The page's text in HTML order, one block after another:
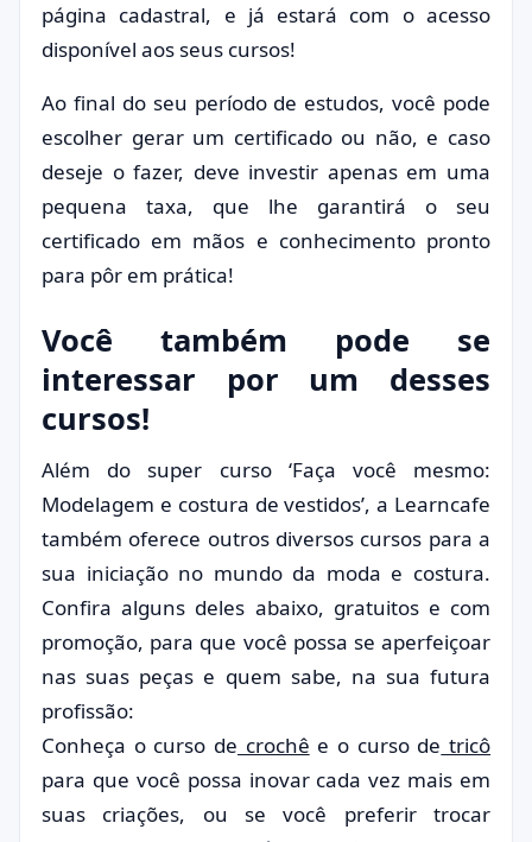
página cadastral, e já estará com o acesso
disponível aos seus cursos!
Ao final do seu período de estudos, você pode
escolher gerar um certificado ou não, e caso
deseje o fazer, deve investir apenas em uma
pequena taxa, que lhe garantirá o seu
certificado em mãos e conhecimento pronto
para pôr em prática!
Você também pode se
interessar por um desses
cursos!
Além do super curso ‘Faça você mesmo:
Modelagem e costura de vestidos’, a Learncafe
também oferece outros diversos cursos para a
sua iniciação no mundo da moda e costura.
Confira alguns deles abaixo, gratuitos e com
promoção, para que você possa se aperfeiçoar
nas suas peças e quem sabe, na sua futura
profissão:
Conheça o curso de crochê e o curso de tricô
para que você possa inovar cada vez mais em
suas criações, ou se você preferir trocar